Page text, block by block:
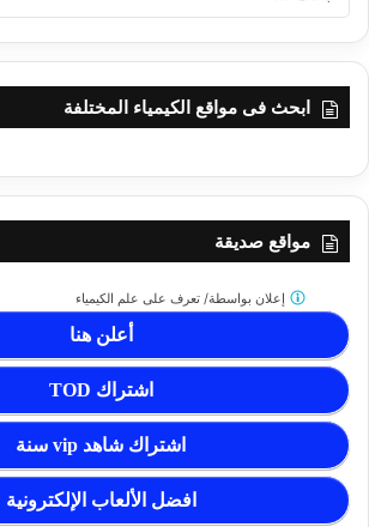
ابحث فى مواقع الكيمياء المختلفة
مواقع صديقة
أعلن هنا
اشتراك TOD
اشتراك شاهد vip سنة
افضل الألعاب الإلكترونية
إعلان بواسطة/ تعرف على علم الكيمياء